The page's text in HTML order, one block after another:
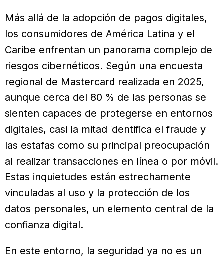
Más allá de la adopción de pagos digitales,
los consumidores de América Latina y el
Caribe enfrentan un panorama complejo de
riesgos cibernéticos. Según una encuesta
regional de Mastercard realizada en 2025,
aunque cerca del 80 % de las personas se
sienten capaces de protegerse en entornos
digitales, casi la mitad identifica el fraude y
las estafas como su principal preocupación
al realizar transacciones en línea o por móvil.
Estas inquietudes están estrechamente
vinculadas al uso y la protección de los
datos personales, un elemento central de la
confianza digital.
En este entorno, la seguridad ya no es un